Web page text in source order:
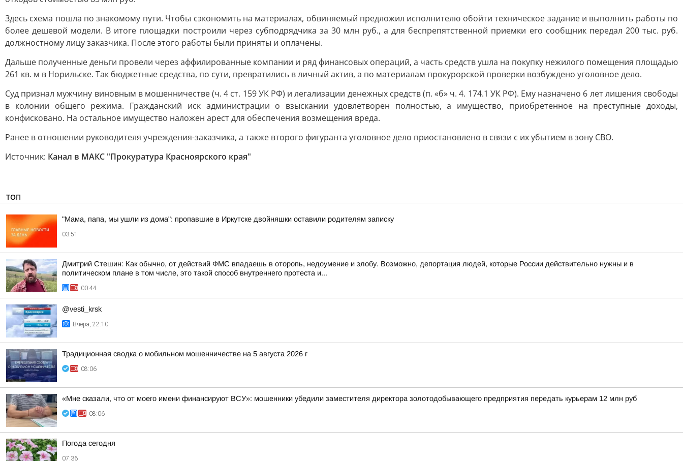
Здесь схема пошла по знакомому пути. Чтобы сэкономить на материалах, обвиняемый предложил исполнителю обойти техническое задание и выполнить работы по
более дешевой модели. В итоге площадки построили через субподрядчика за 30 млн руб., а для беспрепятственной приемки его сообщник передал 200 тыс. руб.
должностному лицу заказчика. После этого работы были приняты и оплачены.
Дальше полученные деньги провели через аффилированные компании и ряд финансовых операций, а часть средств ушла на покупку нежилого помещения площадью
261 кв. м в Норильске. Так бюджетные средства, по сути, превратились в личный актив, а по материалам прокурорской проверки возбуждено уголовное дело.
Суд признал мужчину виновным в мошенничестве (ч. 4 ст. 159 УК РФ) и легализации денежных средств (п. «б» ч. 4. 174.1 УК РФ). Ему назначено 6 лет лишения свободы
в колонии общего режима. Гражданский иск администрации о взыскании удовлетворен полностью, а имущество, приобретенное на преступные доходы,
конфисковано. На остальное имущество наложен арест для обеспечения возмещения вреда.
Ранее в отношении руководителя учреждения-заказчика, а также второго фигуранта уголовное дело приостановлено в связи с их убытием в зону СВО.
Источник: Канал в МАКС "Прокуратура Красноярского края"
ТОП
"Мама, папа, мы ушли из дома": пропавшие в Иркутске двойняшки оставили родителям записку
03:51
Дмитрий Стешин: Как обычно, от действий ФМС впадаешь в оторопь, недоумение и злобу. Возможно, депортация людей, которые России действительно нужны и в
политическом плане в том числе, это такой способ внутреннего протеста и...
00:44
@vesti_krsk
Вчера, 22:10
Традиционная сводка о мобильном мошенничестве на 5 августа 2026 г
08:06
«Мне сказали, что от моего имени финансируют ВСУ»: мошенники убедили заместителя директора золотодобывающего предприятия передать курьерам 12 млн руб
08:06
Погода сегодня
07:36